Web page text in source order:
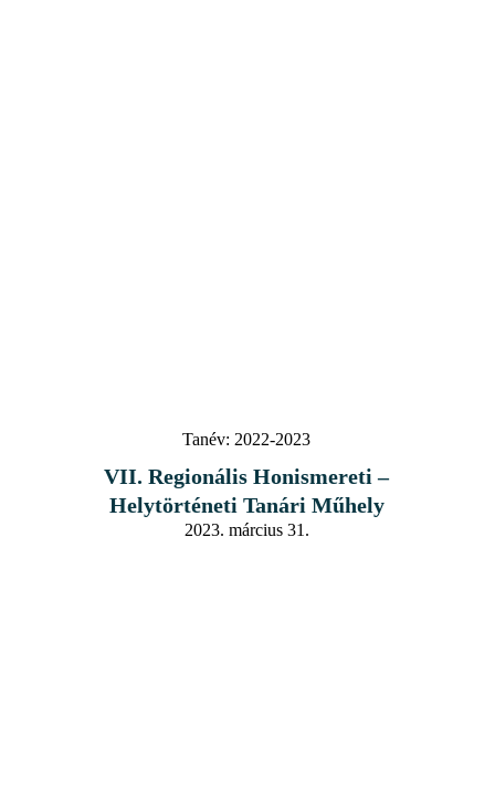
Tanév: 2022-2023
VII. Regionális Honismereti –
Helytörténeti Tanári Műhely
2023. március 31.